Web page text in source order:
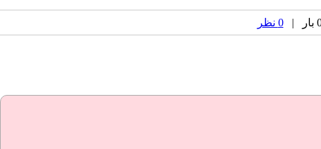
0 نظر